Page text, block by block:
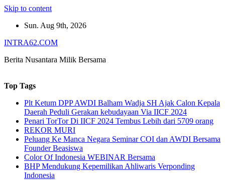
Skip to content
Sun. Aug 9th, 2026
INTRA62.COM
Berita Nusantara Milik Bersama
Top Tags
Plt Ketum DPP AWDI Balham Wadja SH Ajak Calon Kepala
Daerah Peduli Gerakan kebudayaan Via IICF 2024
Penari TorTor Di IICF 2024 Tembus Lebih dari 5709 orang
REKOR MURI
Peluang Ke Manca Negara Seminar COI dan AWDI Bersama
Founder Beasiswa
Color Of Indonesia WEBINAR Bersama
BHP Mendukung Kepemilikan Ahliwaris Verponding
Indonesia